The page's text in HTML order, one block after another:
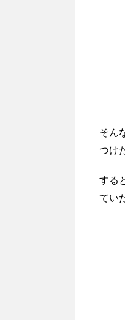
そん
つけ
する
てい